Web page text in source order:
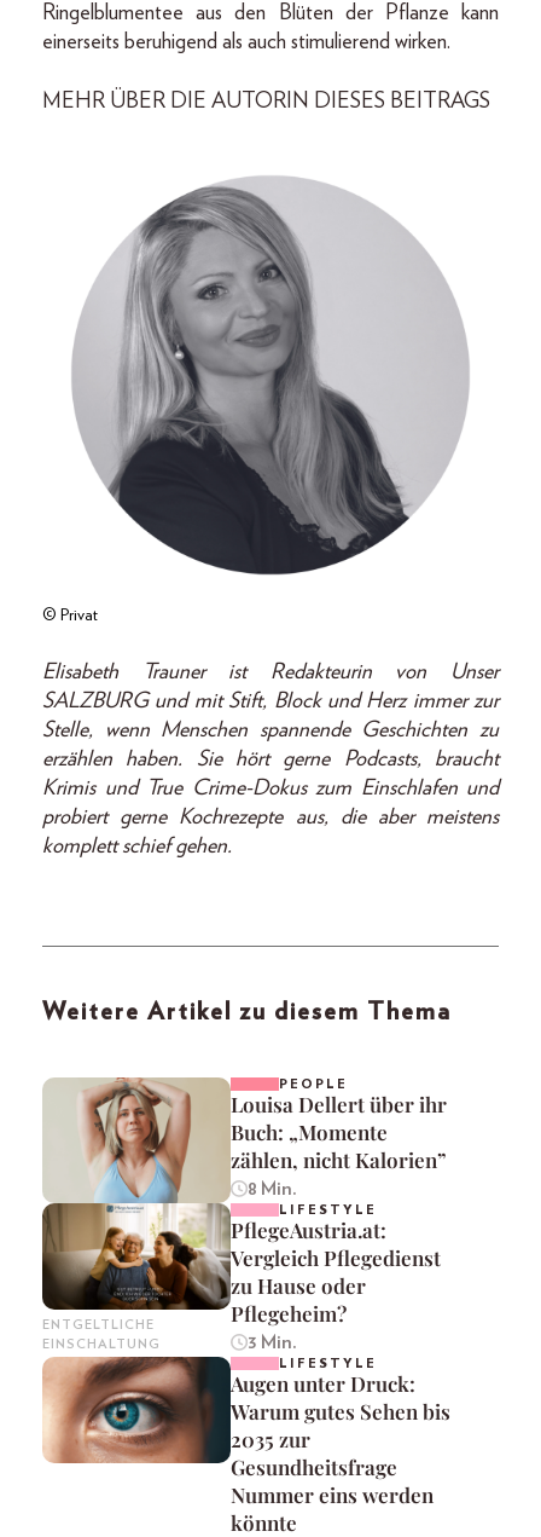
Ringelblumentee aus den Blüten der Pflanze kann
einerseits beruhigend als auch stimulierend wirken.
MEHR ÜBER DIE AUTORIN DIESES BEITRAGS
© Privat
Elisabeth Trauner ist Redakteurin von Unser
SALZBURG und mit Stift, Block und Herz immer zur
Stelle, wenn Menschen spannende Geschichten zu
erzählen haben. Sie hört gerne Podcasts, braucht
Krimis und True Crime-Dokus zum Einschlafen und
probiert gerne Kochrezepte aus, die aber meistens
komplett schief gehen.
Weitere Artikel zu diesem Thema
PEOPLE
Louisa Dellert über ihr
Buch: „Momente
zählen, nicht Kalorien”
8 Min.
ENTGELTLICHE
EINSCHALTUNG
LIFESTYLE
PflegeAustria.at:
Vergleich Pflegedienst
zu Hause oder
Pflegeheim?
3 Min.
LIFESTYLE
Augen unter Druck:
Warum gutes Sehen bis
2035 zur
Gesundheitsfrage
Nummer eins werden
könnte